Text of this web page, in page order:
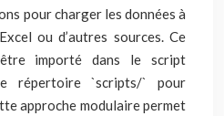
pour charger les données à
ou d’autres sources. Ce
importé dans le script
répertoire `scripts/` pour
approche modulaire permet